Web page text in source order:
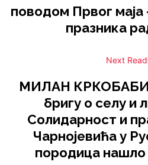
поводом Првог
празника
Next
МИЛАН
бригу о селу и
Солидарност и
Чарнојевића у
породица нашло